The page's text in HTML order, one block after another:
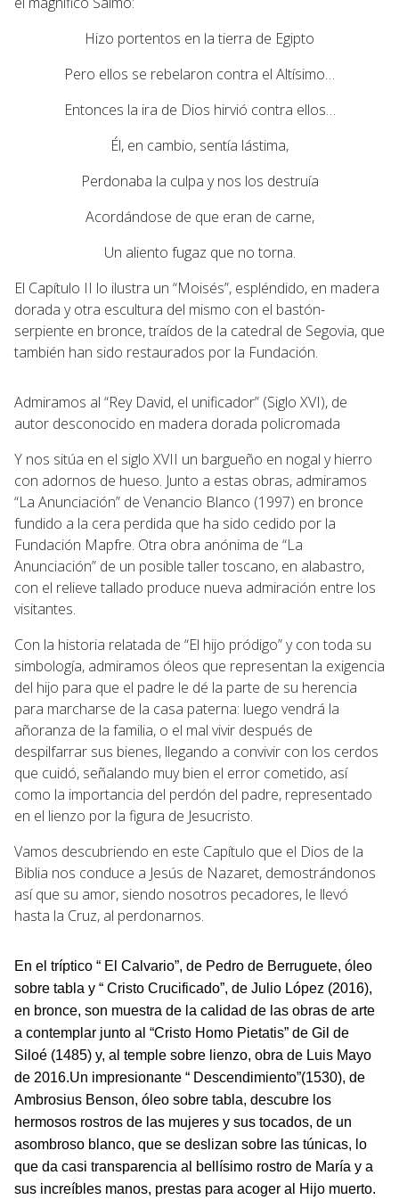
Hizo portentos en la tierra de Egipto
Pero ellos se rebelaron contra el Altísimo…
Entonces la ira de Dios hirvió contra ellos…
Él, en cambio, sentía lástima,
Perdonaba la culpa y nos los destruía
Acordándose de que eran de carne,
Un aliento fugaz que no torna.
El Capítulo II lo ilustra un “Moisés”, espléndido, en madera
dorada y otra escultura del mismo con el bastón-
serpiente en bronce, traídos de la catedral de Segovia, que
también han sido restaurados por la Fundación.
Admiramos al “Rey David, el unificador” (Siglo XVI), de
autor desconocido en madera dorada policromada
Y nos sitúa en el siglo XVII un bargueño en nogal y hierro
con adornos de hueso. Junto a estas obras, admiramos
“La Anunciación” de Venancio Blanco (1997) en bronce
fundido a la cera perdida que ha sido cedido por la
Fundación Mapfre. Otra obra anónima de “La
Anunciación” de un posible taller toscano, en alabastro,
con el relieve tallado produce nueva admiración entre los
visitantes.
Con la historia relatada de “El hijo pródigo” y con toda su
simbología, admiramos óleos que representan la exigencia
del hijo para que el padre le dé la parte de su herencia
para marcharse de la casa paterna: luego vendrá la
añoranza de la familia, o el mal vivir después de
despilfarrar sus bienes, llegando a convivir con los cerdos
que cuidó, señalando muy bien el error cometido, así
como la importancia del perdón del padre, representado
en el lienzo por la figura de Jesucristo.
Vamos descubriendo en este Capítulo que el Dios de la
Biblia nos conduce a Jesús de Nazaret, demostrándonos
así que su amor, siendo nosotros pecadores, le llevó
hasta la Cruz, al perdonarnos.
En el tríptico “ El Calvario”, de Pedro de Berruguete, óleo
sobre tabla y “ Cristo Crucificado”, de Julio López (2016),
en bronce, son muestra de la calidad de las obras de arte
a contemplar junto al “Cristo Homo Pietatis” de Gil de
Siloé (1485) y, al temple sobre lienzo, obra de Luis Mayo
de 2016.Un impresionante “ Descendimiento”(1530), de
Ambrosius Benson, óleo sobre tabla, descubre los
hermosos rostros de las mujeres y sus tocados, de un
asombroso blanco, que se deslizan sobre las túnicas, lo
que da casi transparencia al bellísimo rostro de María y a
sus increíbles manos, prestas para acoger al Hijo muerto.